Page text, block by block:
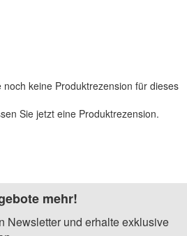
noch keine Produktrezension für dieses
Sie jetzt eine Produktrezension.
mehr!
Newsletter und erhalte exklusive